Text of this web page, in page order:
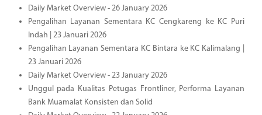
Daily Market Overview - 26 January 2026
Pengalihan Layanan Sementara KC Cengkareng ke KC Puri
Indah | 23 Januari 2026
Pengalihan Layanan Sementara KC Bintara ke KC Kalimalang |
23 Januari 2026
Daily Market Overview - 23 January 2026
Unggul pada Kualitas Petugas Frontliner, Performa Layanan
Bank Muamalat Konsisten dan Solid